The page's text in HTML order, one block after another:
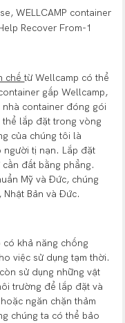
chếtừ Wellcamp có thể
gấp Wellcamp,
container đóng gói
lắp đặt trong vòng
của chúng tôi là
tị nạn. Lắp đặt
đất bằng phẳng.
Mỹ và Đức, chúng
Bản và Đức.
có khả năng chống
việc sử dụng tạm thời.
sử dụng những vật
trường để lắp đặt và
ngăn chặn thảm
chúng ta có thể bảo